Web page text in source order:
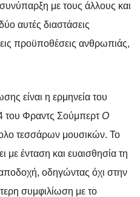
με τους άλλους και
αυτές διαστάσεις
προϋποθέσεις ανθρωπιάς,
είναι η ερμηνεία του
του Φραντς Σούμπερτ Ο
τεσσάρων μουσικών. Το
με ένταση και ευαισθησία τη
οδηγώντας όχι στην
συμφιλίωση με το